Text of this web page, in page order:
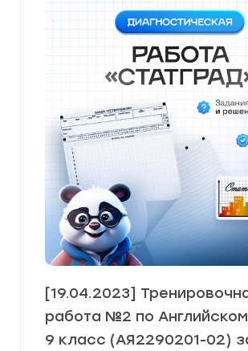
[19.04.2023]
работа №2 по
9 класс (АЯ2290201-02)